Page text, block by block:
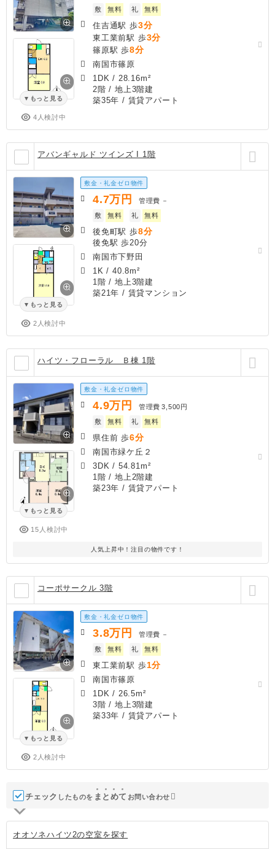
もっと見る
4人検討中
敷
無料 礼 無料
住吉通駅 歩3分
東工業前駅 歩3分
篠原駅 歩8分
南国市篠原
1DK / 28.16m²
2階 / 地上3階建
築35年 / 賃貸アパート
アバンギャルド ツインズ I 1階
もっと見る
2人検討中
敷金・礼金ゼロ物件
4.7万円 管理費 －
敷
無料 礼 無料
後免町駅 歩8分
後免駅 歩20分
南国市下野田
1K /40.8m²
1階 / 地上3階建
築21年 / 賃貸マンション
ハイツ・フローラル Ｂ棟 1階
もっと見る
15人検討中
敷金・礼金ゼロ物件
4.9万円 管理費 3,500円
敷
無料 礼 無料
県住前 歩6分
南国市緑ケ丘２
3DK / 54.81m²
1階 / 地上2階建
築23年 / 賃貸アパート
人気上昇中！注目の物件です！
コーポサークル 3階
もっと見る
2人検討中
敷金・礼金ゼロ物件
3.8万円 管理費 －
敷
無料 礼 無料
東工業前駅 歩1分
南国市篠原
1DK / 26.5m²
3階 / 地上3階建
築33年 / 賃貸アパート
チェック したものを ま と めて お問い合わせ
オオソネハイツ2の空室を探す